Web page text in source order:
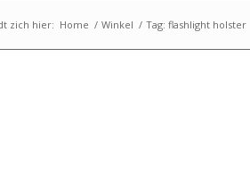
zich hier: Home / Winkel / Tag: flashlight holster